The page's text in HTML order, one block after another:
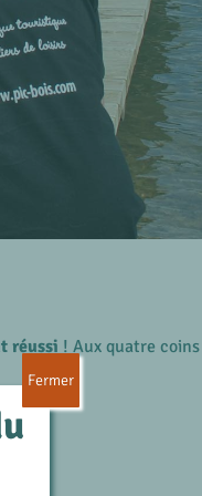
réussi ! Aux quatre
Fermer